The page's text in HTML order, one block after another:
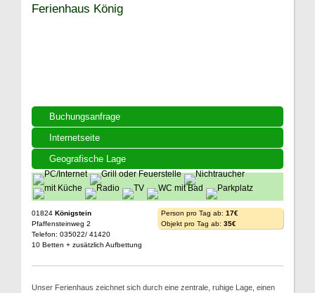
Buchungsanfrage
Internetseite
Geografische Lage
Ferienhaus König
01824 Königstein
Pfaffensteinweg 2
Telefon: 035022/ 41420
10 Betten + zusätzlich Aufbettung
Person pro Tag ab: 17€
Objekt pro Tag ab: 35€
Unser Ferienhaus zeichnet sich durch eine zentrale, ruhige Lage, einen